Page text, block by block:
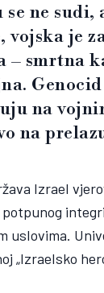
ne
je
smrtna
Genocid
na
na
Izrael
uslovima.
„Izraelsko